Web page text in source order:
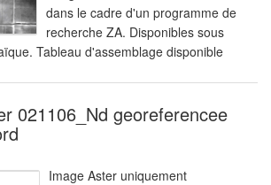
dans le cadre d'un programme de
recherche ZA. Disponibles sous
Tableau d'assemblage disponible
021106_Nd georeferencee
Image Aster uniquement